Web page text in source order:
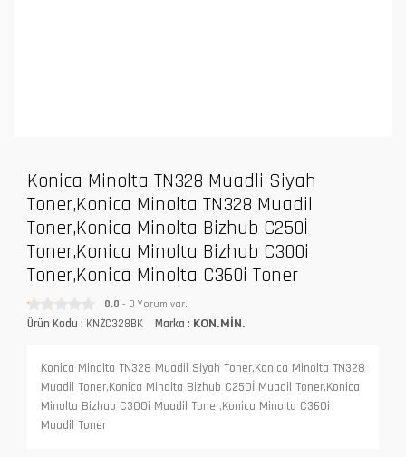
Konica Minolta TN328 Muadli Siyah
Toner,Konica Minolta TN328 Muadil
Toner,Konica Minolta Bizhub C250İ
Toner,Konica Minolta Bizhub C300i
Toner,Konica Minolta C360i Toner
0.0 - 0 Yorum var.
Ürün Kodu : KNZC328BK Marka : KON.MİN.
Konica Minolta TN328 Muadil Siyah Toner,Konica Minolta TN328
Muadil Toner,Konica Minolta Bizhub C250İ Muadil Toner,Konica
Minolta Bizhub C300i Muadil Toner,Konica Minolta C360i
Muadil Toner